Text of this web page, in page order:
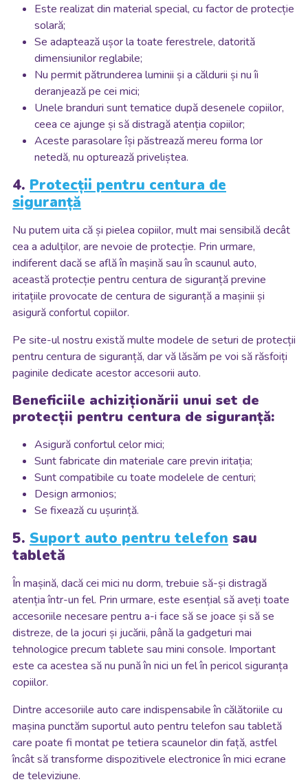
Este realizat din material special, cu factor de protecție
solară;
Se adaptează ușor la toate ferestrele, datorită
dimensiunilor reglabile;
Nu permit pătrunderea luminii și a căldurii și nu îi
deranjează pe cei mici;
Unele branduri sunt tematice după desenele copiilor,
ceea ce ajunge și să distragă atenția copiilor;
Aceste parasolare își păstrează mereu forma lor
netedă, nu opturează priveliștea.
4. Protecții pentru centura de
siguranță
Nu putem uita că și pielea copiilor, mult mai sensibilă decât
cea a adulților, are nevoie de protecție. Prin urmare,
indiferent dacă se află în mașină sau în scaunul auto,
această protecție pentru centura de siguranță previne
iritațiile provocate de centura de siguranță a mașinii și
asigură confortul copiilor.
Pe site-ul nostru există multe modele de seturi de protecții
pentru centura de siguranță, dar vă lăsăm pe voi să răsfoiți
paginile dedicate acestor accesorii auto.
Beneficiile achiziționării unui set de
protecții pentru centura de siguranță:
Asigură confortul celor mici;
Sunt fabricate din materiale care previn iritația;
Sunt compatibile cu toate modelele de centuri;
Design armonios;
Se fixează cu ușurință.
5. Suport auto pentru telefon sau
tabletă
În mașină, dacă cei mici nu dorm, trebuie să-și distragă
atenția într-un fel. Prin urmare, este esențial să aveți toate
accesoriile necesare pentru a-i face să se joace și să se
distreze, de la jocuri și jucării, până la gadgeturi mai
tehnologice precum tablete sau mini console. Important
este ca acestea să nu pună în nici un fel în pericol siguranța
copiilor.
Dintre accesoriile auto care indispensabile în călătoriile cu
mașina punctăm suportul auto pentru telefon sau tabletă
care poate fi montat pe tetiera scaunelor din față, astfel
încât să transforme dispozitivele electronice în mici ecrane
de televiziune.